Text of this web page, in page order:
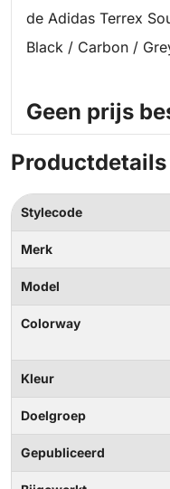
de Adidas Terrex
Black / Carbon /
Geen prijs
Productdetails
Stylecode
Merk
Model
Colorway
Kleur
Doelgroep
Gepubliceerd